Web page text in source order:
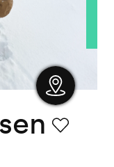
Karte